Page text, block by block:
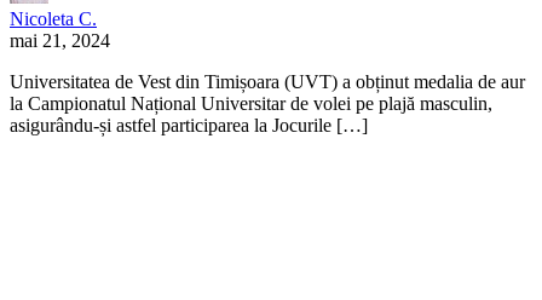
Nicoleta C.
mai 21, 2024
Universitatea de Vest din Timișoara (UVT) a obținut medalia de aur
la Campionatul Național Universitar de volei pe plajă masculin,
asigurându-și astfel participarea la Jocurile […]